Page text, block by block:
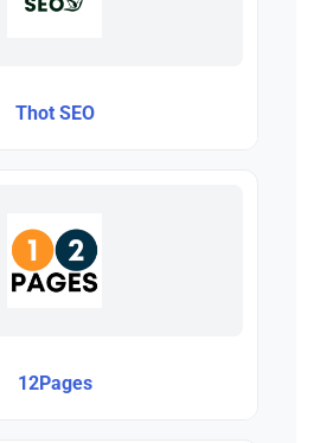
Thot SEO
12Pages